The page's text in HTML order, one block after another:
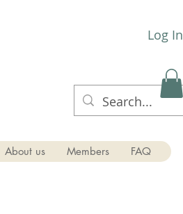
Log In
About us Members FAQ